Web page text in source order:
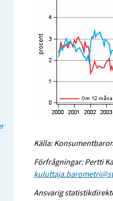
Källa:
Förfrågningar: Pertti
Ansvarig